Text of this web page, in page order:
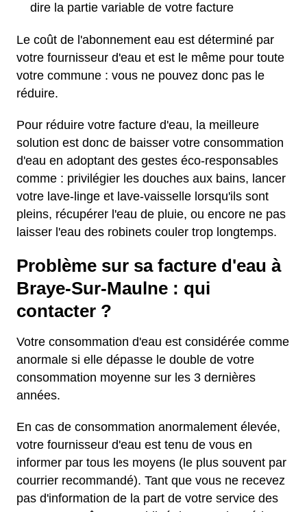
dire la partie variable de votre facture
Le coût de l'abonnement eau est déterminé par
votre fournisseur d'eau et est le même pour toute
votre commune : vous ne pouvez donc pas le
réduire.
Pour réduire votre facture d'eau, la meilleure
solution est donc de baisser votre consommation
d'eau en adoptant des gestes éco-responsables
comme : privilégier les douches aux bains, lancer
votre lave-linge et lave-vaisselle lorsqu'ils sont
pleins, récupérer l'eau de pluie, ou encore ne pas
laisser l'eau des robinets couler trop longtemps.
Problème sur sa facture d'eau à
Braye-Sur-Maulne : qui
contacter ?
Votre consommation d'eau est considérée comme
anormale si elle dépasse le double de votre
consommation moyenne sur les 3 dernières
années.
En cas de consommation anormalement élevée,
votre fournisseur d'eau est tenu de vous en
informer par tous les moyens (le plus souvent par
courrier recommandé). Tant que vous ne recevez
pas d'information de la part de votre service des